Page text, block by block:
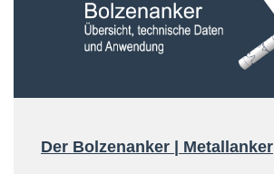
Der Bolzenanker | Metallanker